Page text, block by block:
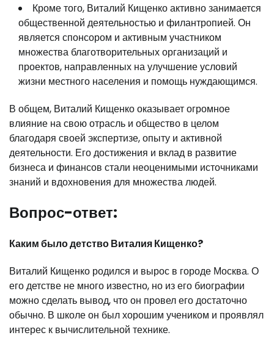
Кроме того, Виталий Кищенко активно занимается
общественной деятельностью и филантропией. Он
является спонсором и активным участником
множества благотворительных организаций и
проектов, направленных на улучшение условий
жизни местного населения и помощь нуждающимся.
В общем, Виталий Кищенко оказывает огромное
влияние на свою отрасль и общество в целом
благодаря своей экспертизе, опыту и активной
деятельности. Его достижения и вклад в развитие
бизнеса и финансов стали неоценимыми источниками
знаний и вдохновения для множества людей.
Вопрос-ответ:
Каким было детство Виталия Кищенко?
Виталий Кищенко родился и вырос в городе Москва. О
его детстве не много известно, но из его биографии
можно сделать вывод, что он провел его достаточно
обычно. В школе он был хорошим учеником и проявлял
интерес к вычислительной технике.